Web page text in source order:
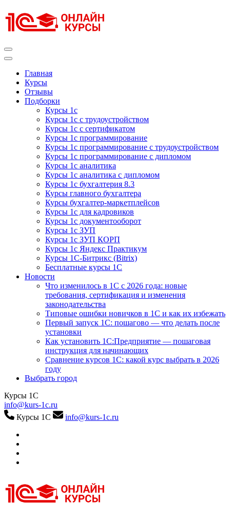
к
содержимому
Главная
Курсы
Отзывы
Подборки
Курсы 1с
Курсы 1с с трудоустройством
Курсы 1с с сертификатом
Курсы 1с программирование
Курсы 1с программирование с трудоустройством
Курсы 1с программирование с дипломом
Курсы 1с аналитика
Курсы 1с аналитика с дипломом
Курсы 1с бухгалтерия 8.3
Курсы главного бухгалтера
Курсы бухгалтер-маркетплейсов
Курсы 1с для кадровиков
Курсы 1с документооборот
Курсы 1с ЗУП
Курсы 1с ЗУП КОРП
Курсы 1с Яндекс Практикум
Курсы 1С-Битрикс (Bitrix)
Бесплатные курсы 1С
Новости
Что изменилось в 1С с 2026 года: новые
требования, сертификация и изменения
законодательства
Типовые ошибки новичков в 1С и как их избежать
Первый запуск 1С: пошагово — что делать после
установки
Как установить 1С:Предприятие — пошаговая
инструкция для начинающих
Сравнение курсов 1С: какой курс выбрать в 2026
году
Выбрать город
Курсы 1С
info@kurs-1c.ru
Курсы 1С
info@kurs-1c.ru